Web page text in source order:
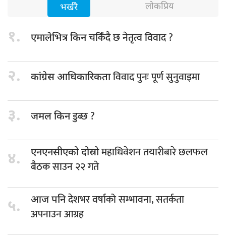
भर्खरै लोकप्रिय
१. एमालेभित्र किनचर्किंदै छ नेतृत्व विवाद ?
२. कांग्रेस आधिकारिकताविवाद पुनः पूर्ण सुनुवाइमा
३. जमल किनडुब्छ ?
४. एनएनसीएको दोस्रोमहाधिवेशन तयारीबारे छलफल
बैठक साउन २२ गते
५. आज पनिदेशभर वर्षाको सम्भावना, सतर्कता
अपनाउन आग्रह